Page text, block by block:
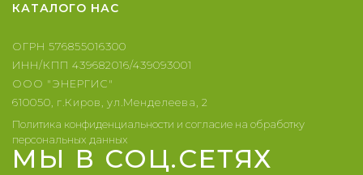
КАТАЛОГО НАС
ОГРН 576855016300
ИНН/КПП 439682016/439093001
ООО "ЭНЕРГИС"
610050, г.Киров, ул.Менделеева, 2
Политика конфиденциальности и согласие на обработку
персональных данных
МЫ В СОЦ.СЕТЯХ